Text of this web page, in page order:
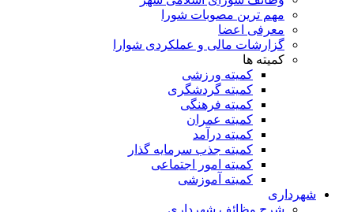
مهم ترین مصوبات شورا
معرفی اعضا
گزارشات مالی و عملکردی شوارا
کمیته ها
کمیته ورزشی
کمیته گردشگری
کمیته فرهنگی
کمیته عمران
کمیته درآمد
کمیته جذب سرمایه گذار
کمیته امور اجتماعی
کمیته آموزشی
شهرداری